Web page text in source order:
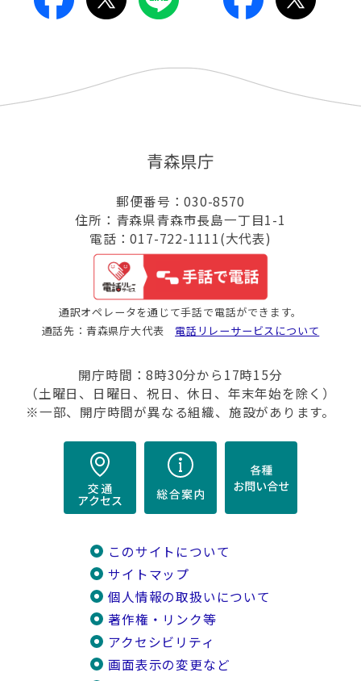
青森県庁
郵便番号：030-8570
住所：青森県青森市長島一丁目1-1
電話：017-722-1111(大代表)
通訳オペレータを通じて手話で電話ができます。
通話先：青森県庁大代表 電話リレーサービスについて
開庁時間：8時30分から17時15分
（土曜日、日曜日、祝日、休日、年末年始を除く）
※一部、開庁時間が異なる組織、施設があります。
このサイトについて
サイトマップ
個人情報の取扱いについて
著作権・リンク等
アクセシビリティ
画面表示の変更など